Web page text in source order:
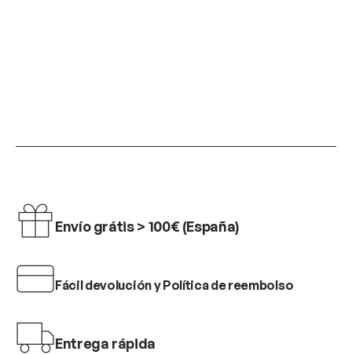
Envío grátis > 100€ (España)
Fácil devolución y Política de reembolso
Entrega rápida